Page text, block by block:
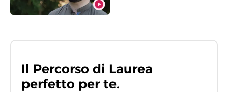
Il Percorso di Laurea
perfetto per te.